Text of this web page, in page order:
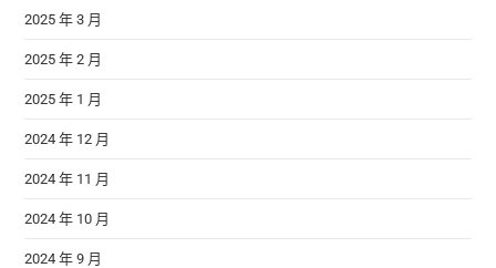
2025 年 3 月
2025 年 2 月
2025 年 1 月
2024 年 12 月
2024 年 11 月
2024 年 10 月
2024 年 9 月